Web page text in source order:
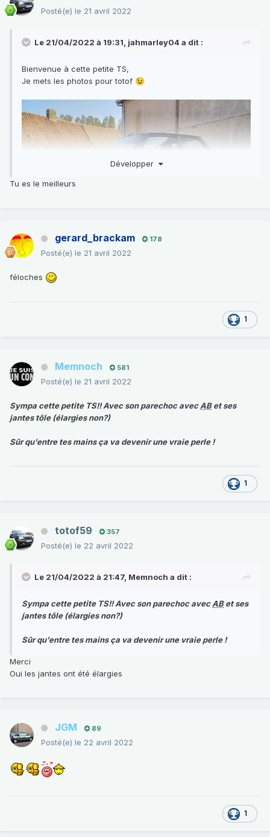
Posté(e) le 21 avril 2022
Le 21/04/2022 à 19:31, jahmarley04 a dit :
Bienvenue à cette petite TS,
Je mets les photos pour totof 😉
Développer
Tu es le meilleurs
gerard_brackam 178
Posté(e) le 21 avril 2022
féloches
1
Memnoch 581
Posté(e) le 21 avril 2022
Sympa cette petite TS!! Avec son parechoc avecABet ses
jantes tôle (élargies non?)
Sûr qu'entre tes mains ça va devenir une vraie perle !
1
totof59 357
Posté(e) le 22 avril 2022
Le 21/04/2022 à 21:47, Memnoch a dit :
Sympa cette petite TS!! Avec son parechoc avecABet ses
jantes tôle (élargies non?)
Sûr qu'entre tes mains ça va devenir une vraie perle !
Merci
Oui les jantes ont été élargies
JGM 89
Posté(e) le 22 avril 2022
1